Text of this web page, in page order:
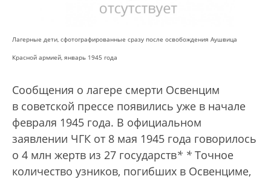
Лагерные дети, сфотографированные сразу после освобождения Аушвица
Красной армией, январь 1945 года
Сообщения о лагере смерти Освенцим
в советской прессе появились уже в начале
февраля 1945 года. В официальном
заявлении ЧГК от 8 мая 1945 года говорилось
о 4 млн жертв из 27 государств* * Точное
количество узников, погибших в Освенциме,